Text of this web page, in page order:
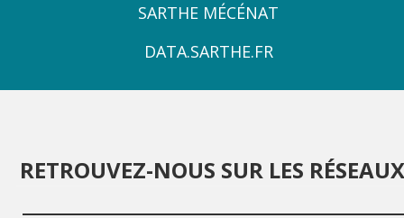
SARTHE MÉCÉNAT
DATA.SARTHE.FR
RETROUVEZ-NOUS SUR LES RÉSEAUX